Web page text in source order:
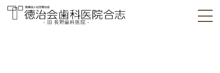
- 旧 長野歯科医院 -